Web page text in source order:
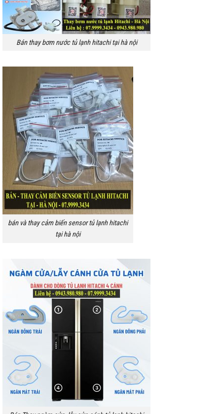
Bán thay bơm nước tủ lạnh hitachi tại hà nội
bán và thay cảm biến sensor tủ lạnh hitachi
tại hà nội